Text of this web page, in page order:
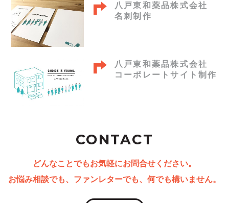
八戸東和薬品株式会社
名刺制作
八戸東和薬品株式会社
コーポレートサイト制作
CONTACT
どんなことでもお気軽にお問合せください。
お悩み相談でも、ファンレターでも、何でも構いません。